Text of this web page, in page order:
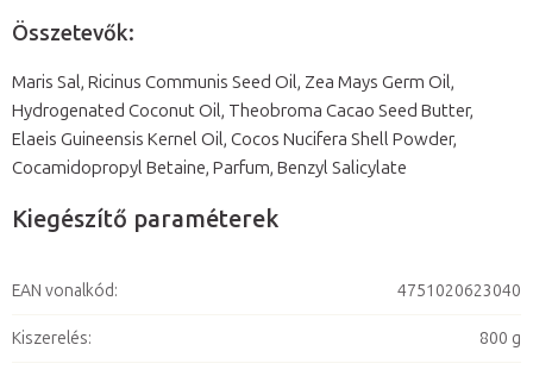
Összetevők:
Maris Sal, Ricinus Communis Seed Oil, Zea Mays Germ Oil,
Hydrogenated Coconut Oil, Theobroma Cacao Seed Butter,
Elaeis Guineensis Kernel Oil, Cocos Nucifera Shell Powder,
Cocamidopropyl Betaine, Parfum, Benzyl Salicylate
Kiegészítő paraméterek
EAN vonalkód: 4751020623040
Kiszerelés: 800 g